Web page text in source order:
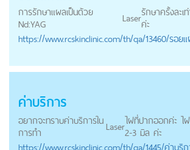
การรักษาแผลเป็นด้วย
Nd:YAG
Laserรักษาครั้งละ
ค่ะ
https://www.rcskinclinic.com/th/qa/13460/รอยแ
ค่าบริการ
อยากจะทราบค่าบริการใน
การทำ
Laserไฝที่ปากออกค่ะ ไ
2-3 มิล ค่ะ